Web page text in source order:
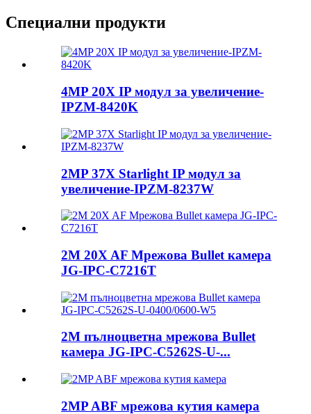
Специални продукти
4MP 20X IP модул за увеличение-
IPZM-8420K
2MP 37X Starlight IP модул за
увеличение-IPZM-8237W
2M 20X AF Мрежова Bullet камера
JG-IPC-C7216T
2M пълноцветна мрежова Bullet
камера JG-IPC-C5262S-U-...
2MP ABF мрежова кутия камера